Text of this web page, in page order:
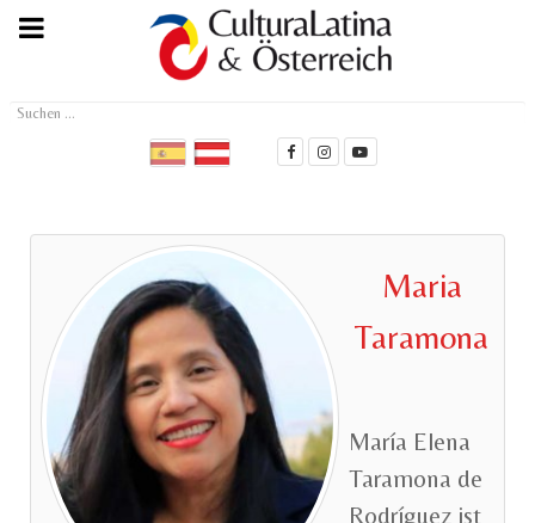
Suchen
Maria
Taramona
María Elena
Taramona de
Rodríguez ist